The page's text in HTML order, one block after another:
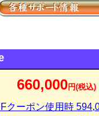
660,000円(税込)
クーポン使用時